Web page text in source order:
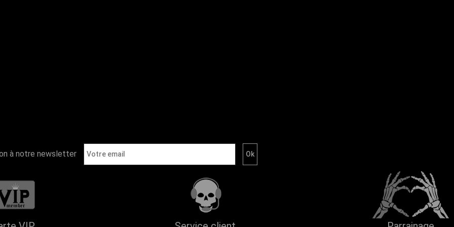
à notre newsletter